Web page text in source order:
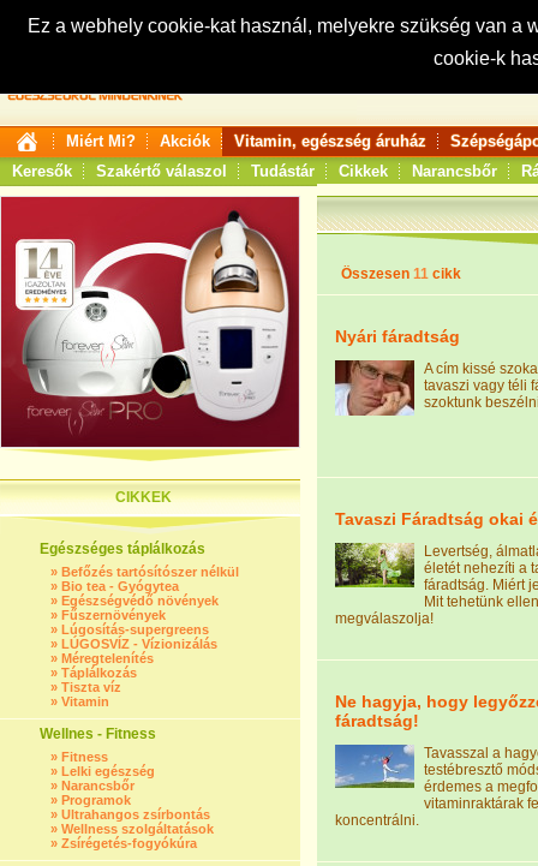
Ez a webhely cookie-kat használ, melyekre szükség van
cookie-k
Keresés:
Miért Mi? Akciók Vitamin, egészség áruház
Keresők
Szakértő válaszol Tudástár Cikkek Narancsbőr
CIKKEK
Egészséges táplálkozás
» Befőzés tartósítószer nélkül
» Bio tea - Gyógytea
» Egészségvédő növények
» Fűszernövények
» Lúgosítás-supergreens
» LÚGOSVÍZ - Vízionizálás
» Méregtelenítés
» Táplálkozás
» Tiszta víz
» Vitamin
Wellnes - Fitness
» Fitness
» Lelki egészség
» Narancsbőr
» Programok
» Ultrahangos zsírbontás
» Wellness szolgáltatások
» Zsírégetés-fogyókúra
Összesen 11 cikk
Nyári fáradtság
A cím kissé
tavaszi vagy téli
szoktunk
Tavaszi Fáradtság okai
Levertség,
életét nehezíti a
fáradtság. Miért
Mit tehetünk
megválaszolja!
Ne hagyja, hogy
fáradtság!
Tavasszal a
testébresztő
érdemes a
vitaminraktárak
koncentrálni.